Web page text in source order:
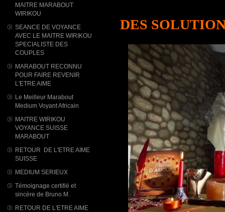
MAITRE MARABOUT
WIRIKOU
SEANCE DE VOYANCE
AVEC LE MAITRE WIRIKOU
SPECIALISTE DES
COUPLES
MARABOUT RECONNU
POUR FAIRE REVENIR
L'ETRE AIME
Le Meilleur Marabout
Medium Voyant Africain
MAITRE WIRIKOU
VOYANCE SUISSE
MARABOUT
RETOUR DE L'ETRE AIME
SUISSE
MEDIUM SERIEUX
Témoignage certifié et
sincère de Bruno M.
RETOUR DE L'ETRE AIME
DES